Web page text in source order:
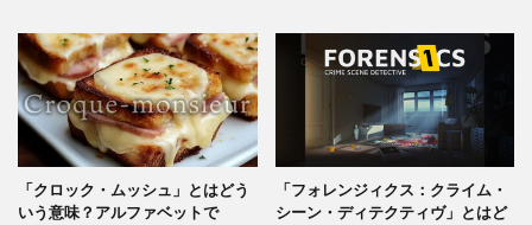
「クロック・ムッシュ」とはどう
いう意味？アルファベットで
「フォレンジィクス：クライム・
シーン・ディテクティヴ」とはど